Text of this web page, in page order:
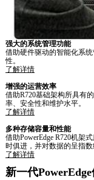
强大的系统管理功能
借助硬件驱动的智能化系
性。
了解详情
增强的运营效率
借助R720基础架构所具有
率、安全性和维护水平。
了解详情
多种存储容量和性能
借助PowerEdge R720机架
时俱进，并对数据的呈指
了解详情
新一代